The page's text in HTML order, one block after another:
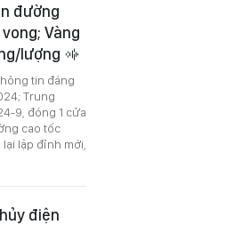
đường
Vàng
lượng
tin đáng
Trung
9, đóng 1 cửa
cao tốc
lập đỉnh mới,
điện